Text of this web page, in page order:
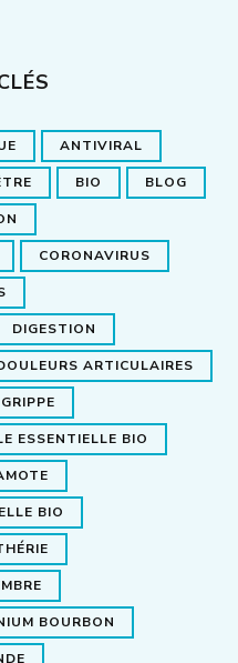
ANTIVIRAL
BIO BLOG
CORONAVIRUS
DIGESTION
ARTICULAIRES
GRIPPE
ESSENTIELLE BIO
BIO
BOURBON